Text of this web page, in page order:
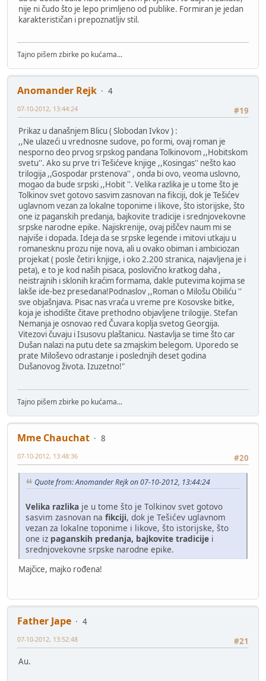
nije ni čudo što je lepo primljeno od publike. Formiran je jedan
karakterističan i prepoznatljiv stil.
Tajno pišem zbirke po kućama...
Anomander Rejk
4
#19
07-10-2012, 13:44:24
Prikaz u današnjem Blicu ( Slobodan Ivkov ) :
,,Ne ulazeći u vrednosne sudove, po formi, ovaj roman je
nesporno deo prvog srpskog pandana Tolkinovom ,,Hobitskom
svetu''. Ako su prve tri Tešićeve knjige ,,Kosingas'' nešto kao
trilogija ,,Gospodar prstenova'' , onda bi ovo, veoma uslovno,
mogao da bude srpski ,,Hobit ''. Velika razlika je u tome što je
Tolkinov svet gotovo sasvim zasnovan na fikciji, dok je Tešićev
uglavnom vezan za lokalne toponime i likove, što istorijske, što
one iz paganskih predanja, bajkovite tradicije i srednjovekovne
srpske narodne epike. Najiskrenije, ovaj piščev naum mi se
najviše i dopada. Ideja da se srpske legende i mitovi utkaju u
romanesknu prozu nije nova, ali u ovako obiman i ambiciozan
projekat ( posle četiri knjige, i oko 2.200 stranica, najavljena je i
peta), e to je kod naših pisaca, poslovično kratkog daha ,
neistrajnih i sklonih kraćim formama, dakle putevima kojima se
lakše ide-bez presedana!Podnaslov ,,Roman o Milošu Obiliću ''
sve objašnjava. Pisac nas vraća u vreme pre Kosovske bitke,
koja je ishodište čitave prethodno objavljene trilogije. Stefan
Nemanja je osnovao red Čuvara koplja svetog Georgija.
Vitezovi čuvaju i Isusovu plaštanicu. Nastavlja se time što car
Dušan nalazi na putu dete sa zmajskim belegom. Uporedo se
prate Miloševo odrastanje i poslednjih deset godina
Dušanovog života. Izuzetno!"
Tajno pišem zbirke po kućama...
Mme Chauchat
8
#20
07-10-2012, 13:48:36
Quote from: Anomander Rejk on 07-10-2012, 13:44:24
Velika razlika je u tome što je Tolkinov svet gotovo
sasvim zasnovan na fikciji, dok je Tešićev uglavnom
vezan za lokalne toponime i likove, što istorijske, što
one iz paganskih predanja, bajkovite tradicije i
srednjovekovne srpske narodne epike.
Majčice, majko rođena!
Father Jape
4
#21
07-10-2012, 13:52:48
Au.